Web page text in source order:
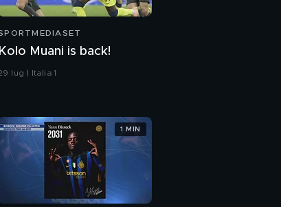
Kolo Muani is back!
lug | Italia 1
1 MIN